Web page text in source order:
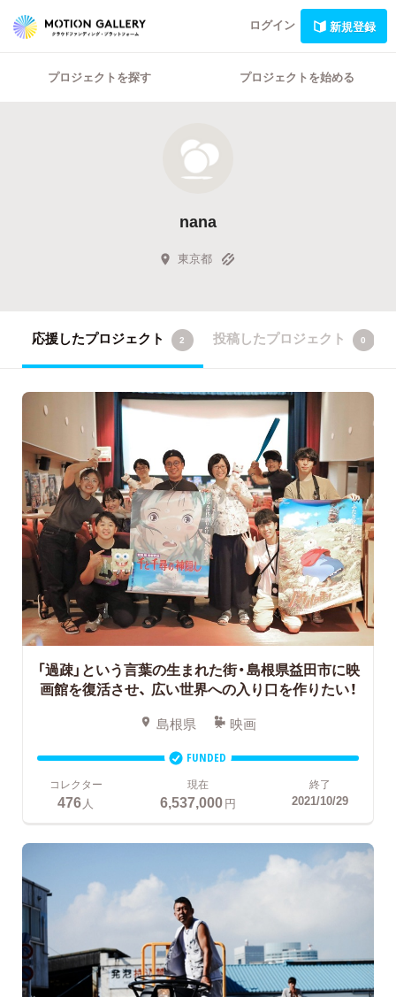
ログイン 新規登録
プロジェクトを探す プロジェクトを始める
nana
東京都
応援したプロジェクト 2 投稿したプロジェクト 0
「過疎」という言葉の生まれた街・島根県益田市に映
画館を復活させ、 広い世界への入り口を作りたい！
島根県 映画
FUNDED
コレクター
476 人
現在
6,537,000円
終了
2021/10/29